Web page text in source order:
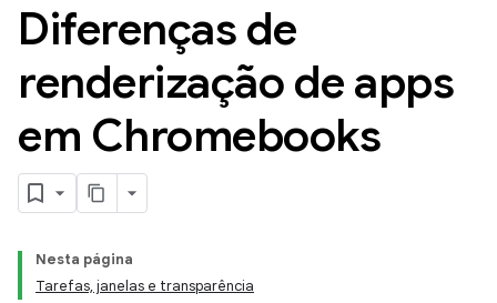
Diferenças de
renderização de apps
em Chromebooks
Nesta página
Tarefas, janelas e transparência